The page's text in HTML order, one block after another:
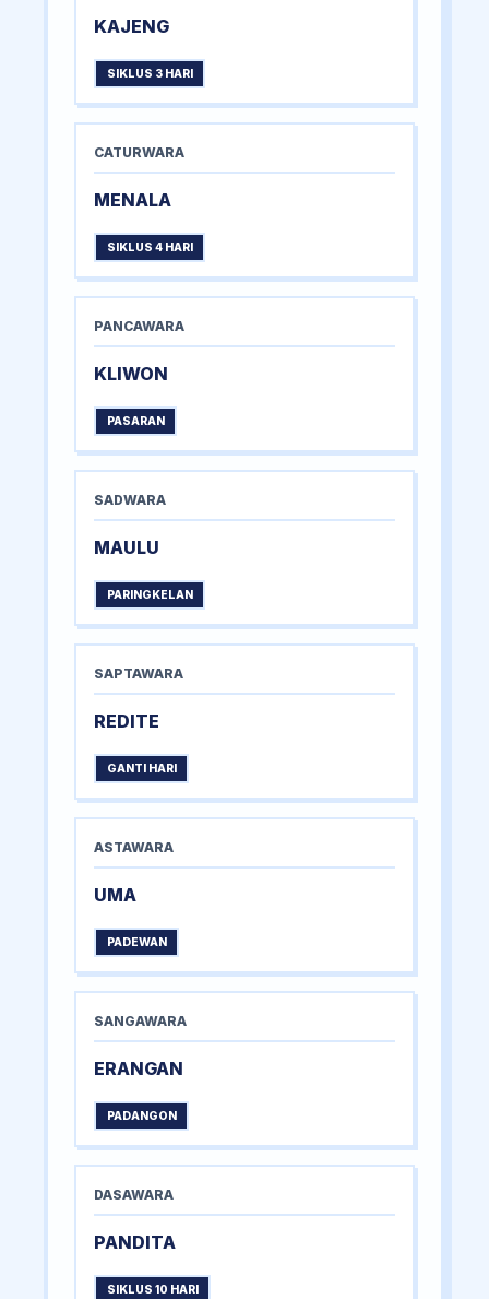
KAJENG
SIKLUS 3 HARI
CATURWARA
MENALA
SIKLUS 4 HARI
PANCAWARA
KLIWON
PASARAN
SADWARA
MAULU
PARINGKELAN
SAPTAWARA
REDITE
GANTI HARI
ASTAWARA
UMA
PADEWAN
SANGAWARA
ERANGAN
PADANGON
DASAWARA
PANDITA
SIKLUS 10 HARI